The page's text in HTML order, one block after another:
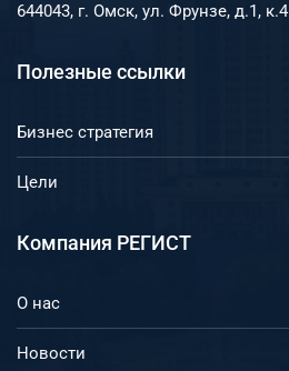
644043, г. Омск, ул. Фрунзе, д.1, к.4
Полезные ссылки
Бизнес стратегия
Цели
Компания РЕГИСТ
О нас
Новости